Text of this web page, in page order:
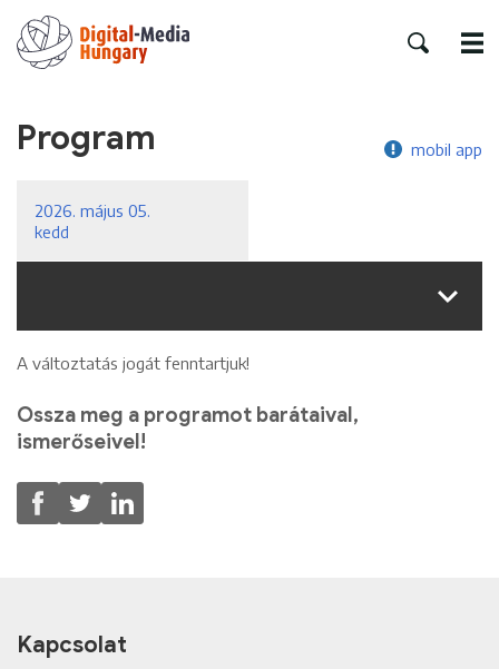
Program mobil app
2026. május 05.
kedd
A változtatás jogát fenntartjuk!
Ossza meg a programot barátaival,
ismerőseivel!
Kapcsolat